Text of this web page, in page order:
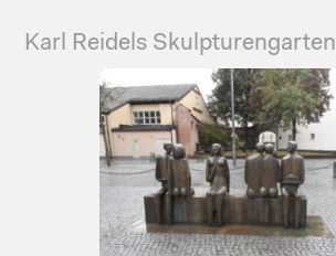
Karl Reidels Skulpturengarten